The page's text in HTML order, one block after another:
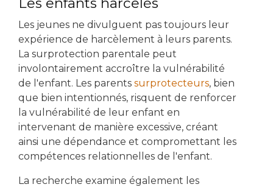
Les jeunes ne divulguent pas toujours leur
expérience de harcèlement à leurs parents.
La surprotection parentale peut
involontairement accroître la vulnérabilité
de l'enfant. Les parents surprotecteurs, bien
que bien intentionnés, risquent de renforcer
la vulnérabilité de leur enfant en
intervenant de manière excessive, créant
ainsi une dépendance et compromettant les
compétences relationnelles de l'enfant.
La recherche examine également les